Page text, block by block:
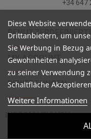
+34 647
MY ACCOUNT
BEWERTUNGEN
INFORMATIONEN
Diese Website
Drittanbietern, um
Sie Werbung in Bezug
Gewohnheiten
zu seiner Verwendung
Schaltfläche
Weitere Informationen